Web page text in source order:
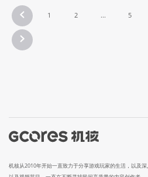
1 2 ... 5
机核从2010年开始一直致力于分享游戏玩家的生活，以及